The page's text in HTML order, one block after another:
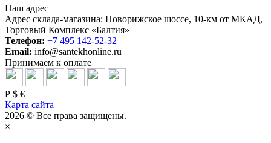
Наш адрес
Адрес склада-магазина: Новорижское шоссе, 10-км от МКАД,
Торговый Комплекс «Балтия»
Телефон: +7 495 142-52-32
Email: info@santekhonline.ru
Принимаем к оплате
Р $ €
Карта сайта
2026 © Все права защищены.
×